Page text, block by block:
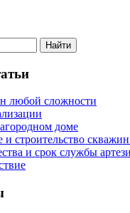
Найти
любой сложности
доме
и строительство
и срок службы